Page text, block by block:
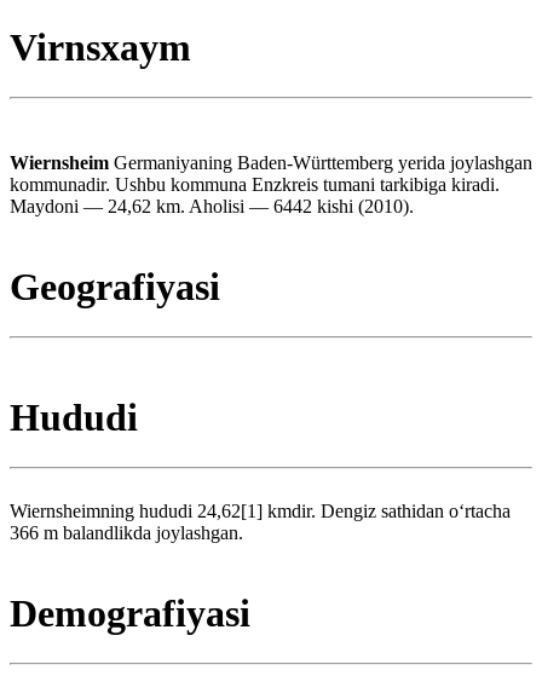
Virnsxaym
Wiernsheim Germaniyaning Baden-Württemberg yerida joylashgan
kommunadir. Ushbu kommuna Enzkreis tumani tarkibiga kiradi.
Maydoni — 24,62 km. Aholisi — 6442 kishi (2010).
Geografiyasi
Hududi
Wiernsheimning hududi 24,62[1] kmdir. Dengiz sathidan oʻrtacha
366 m balandlikda joylashgan.
Demografiyasi